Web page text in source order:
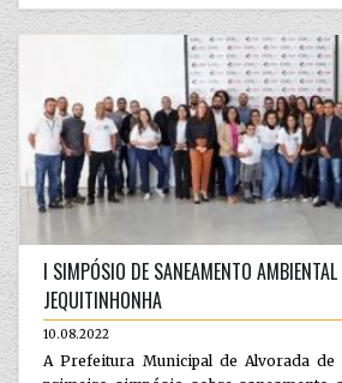
I SIMPÓSIO DE SANEAMENTO
JEQUITINHONHA
10.08.2022
A Prefeitura Municipal de Alvorada